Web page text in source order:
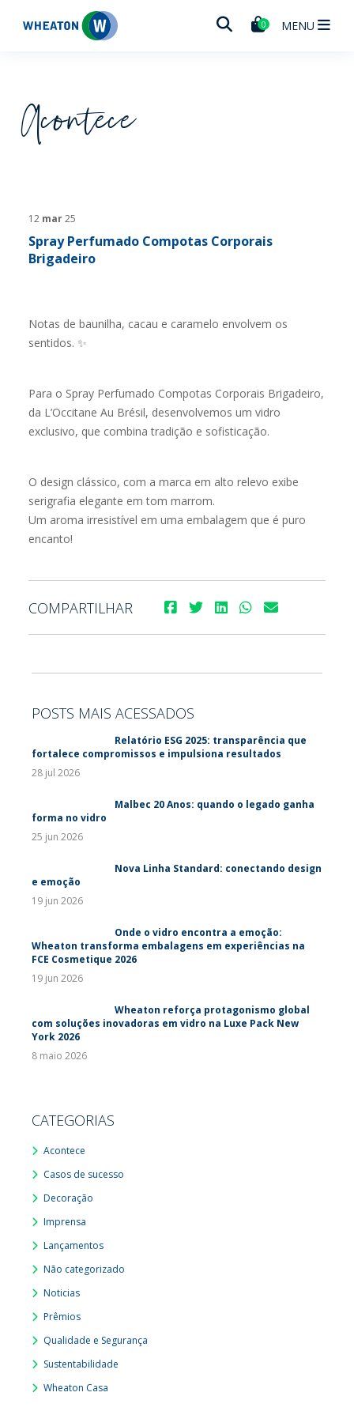
Wheaton 0 MENU
Acontece
12 mar25
Spray Perfumado Compotas Corporais
Brigadeiro
Notas de baunilha, cacau e caramelo envolvem os
sentidos. ✨
Para o Spray Perfumado Compotas Corporais Brigadeiro,
da L’Occitane Au Brésil, desenvolvemos um vidro
exclusivo, que combina tradição e sofisticação.
O design clássico, com a marca em alto relevo exibe
serigrafia elegante em tom marrom.
Um aroma irresistível em uma embalagem que é puro
encanto!
COMPARTILHAR
POSTS MAIS ACESSADOS
Relatório ESG 2025: transparência que
fortalece compromissos e impulsiona resultados
28 jul 2026
Malbec 20 Anos: quando o legado ganha
forma no vidro
25 jun 2026
Nova Linha Standard: conectando design
e emoção
19 jun 2026
Onde o vidro encontra a emoção:
Wheaton transforma embalagens em experiências na
FCE Cosmetique 2026
19 jun 2026
Wheaton reforça protagonismo global
com soluções inovadoras em vidro na Luxe Pack New
York 2026
8 maio 2026
CATEGORIAS
Acontece
Casos de sucesso
Decoração
Imprensa
Lançamentos
Não categorizado
Noticias
Prêmios
Qualidade e Segurança
Sustentabilidade
Wheaton Casa